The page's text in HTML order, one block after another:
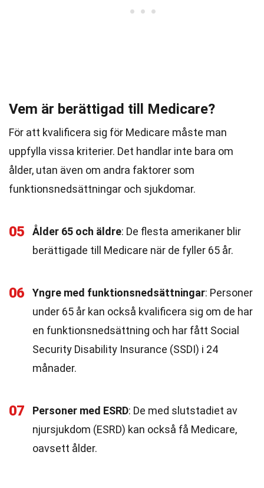
Vem är berättigad till Medicare?
För att kvalificera sig för Medicare måste man
uppfylla vissa kriterier. Det handlar inte bara om
ålder, utan även om andra faktorer som
funktionsnedsättningar och sjukdomar.
05 Ålder 65 och äldre: De flesta amerikaner blir
berättigade till Medicare när de fyller 65 år.
06 Yngre med funktionsnedsättningar: Personer
under 65 år kan också kvalificera sig om de har
en funktionsnedsättning och har fått Social
Security Disability Insurance (SSDI) i 24
månader.
07 Personer med ESRD: De med slutstadiet av
njursjukdom (ESRD) kan också få Medicare,
oavsett ålder.